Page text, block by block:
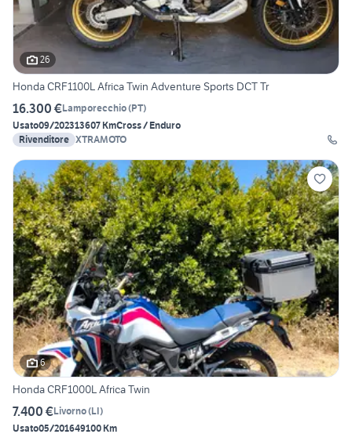
26
Honda CRF1100L Africa Twin Adventure Sports DCT Tr
16.300 €Lamporecchio(PT)
Usato09/202313607 KmCross / Enduro
Rivenditore XTRAMOTO
6
Honda CRF1000L Africa Twin
7.400 €Livorno(LI)
Usato05/201649100 Km